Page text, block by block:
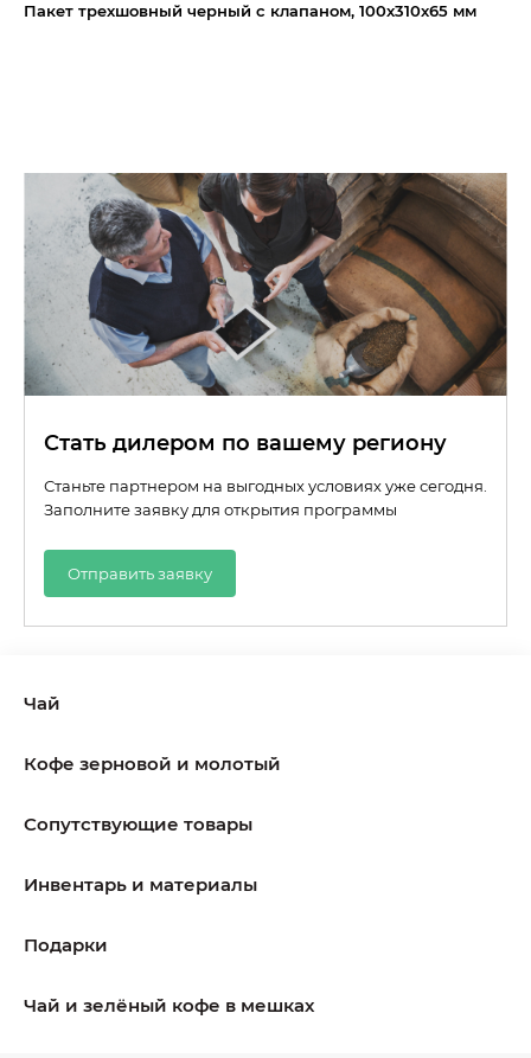
Пакет трехшовный черный с клапаном, 100х310х65 мм
Стать дилером по вашему региону
Станьте партнером на выгодных условиях уже сегодня.
Заполните заявку для открытия программы
Отправить заявку
Чай
Кофе зерновой и молотый
Сопутствующие товары
Инвентарь и материалы
Подарки
Чай и зелёный кофе в мешках